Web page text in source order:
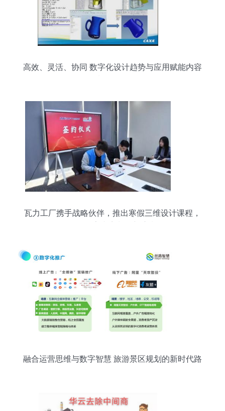
高效、灵活、协同 数字化设计趋势与应用赋能内容
瓦力工厂携手战略伙伴，推出寒假三维设计课程，
融合运营思维与数字智慧 旅游景区规划的新时代路